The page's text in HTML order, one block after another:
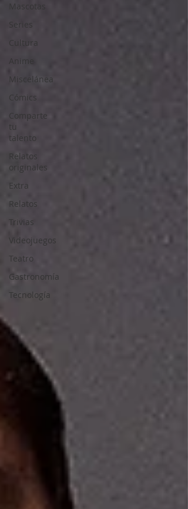
Mascotas
Series
Cultura
Anime
Miscelánea
Cómics
Comparte
tu
talento
Relatos
originales
Extra
Relatos
Trivias
Videojuegos
Teatro
Gastronomía
Tecnología